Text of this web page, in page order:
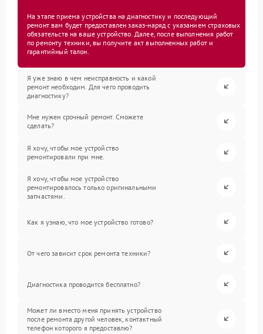
На этапе приема устройства на диагностику и последующий
ремонт вам будет предоставлен заказ-наряд с указанием страховых
обязательств на ваше устройство. Далее, после выполнения работ
по ремонту техники, вы получите акт выполненных работ и
гарантийный талон.
Я уже знаю в чем неисправность и какой
ремонт необходим. Для чего проводить
диагностику?
Мне нужен срочный ремонт. Сможете
сделать?
Я хочу, чтобы мое устройство
ремонтировали при мне.
Я хочу, чтобы мое устройство
ремонтировалось только оригинальными
запчастями.
Как я узнаю, что мое устройство готово?
От чего зависит срок ремонта техники?
Диагностика проводится бесплатно?
Может ли вместо меня принять устройство
после ремонта другой человек, контактный
телефон которого я предоставлю?